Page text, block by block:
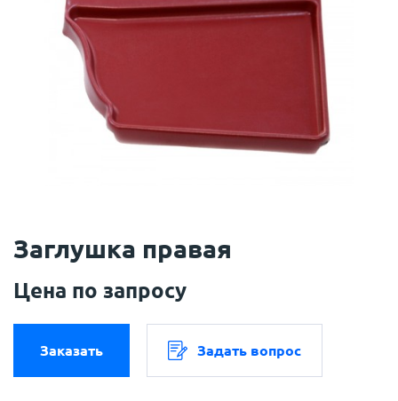
Заглушка правая
Цена по запросу
Заказать Задать вопрос